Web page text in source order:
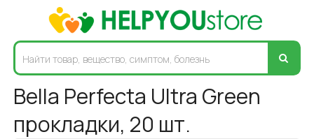
Bella Perfecta Ultra Green
прокладки, 20 шт.